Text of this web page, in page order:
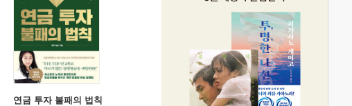
연금 투자 불패의 법칙